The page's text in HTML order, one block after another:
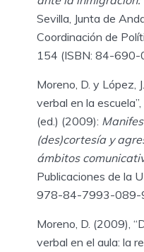
Sevilla, Junta de
Coordinación de
154 (ISBN: 84-690-
Moreno, D. y López,
verbal en la
(ed.) (2009):
(des)cortesía y
ámbitos
Publicaciones de la
978-84-7993-089-
Moreno, D. (2009),
verbal en el aula: la